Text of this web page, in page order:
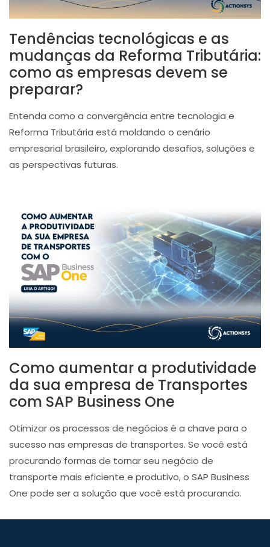
Tendências tecnológicas e as
mudanças da Reforma Tributária:
como as empresas devem se
preparar?
Entenda como a convergência entre tecnologia e
Reforma Tributária está moldando o cenário
empresarial brasileiro, explorando desafios, soluções e
as perspectivas futuras.
Como aumentar a produtividade
da sua empresa de Transportes
com SAP Business One
Otimizar os processos de negócios é a chave para o
sucesso nas empresas de transportes. Se você está
procurando formas de tornar seu negócio de
transporte mais eficiente e produtivo, o SAP Business
One pode ser a solução que você está procurando.